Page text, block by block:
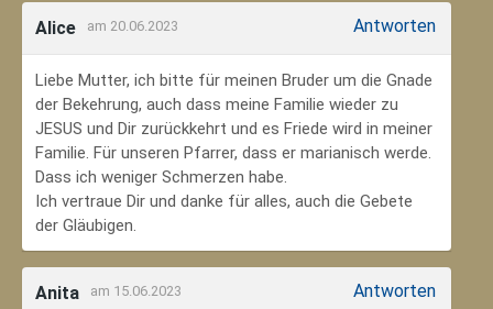
Alice am 20.06.2023 Antworten
Liebe Mutter, ich bitte für meinen Bruder um die Gnade
der Bekehrung, auch dass meine Familie wieder zu
JESUS und Dir zurückkehrt und es Friede wird in meiner
Familie. Für unseren Pfarrer, dass er marianisch werde.
Dass ich weniger Schmerzen habe.
Ich vertraue Dir und danke für alles, auch die Gebete
der Gläubigen.
Anita am 15.06.2023 Antworten